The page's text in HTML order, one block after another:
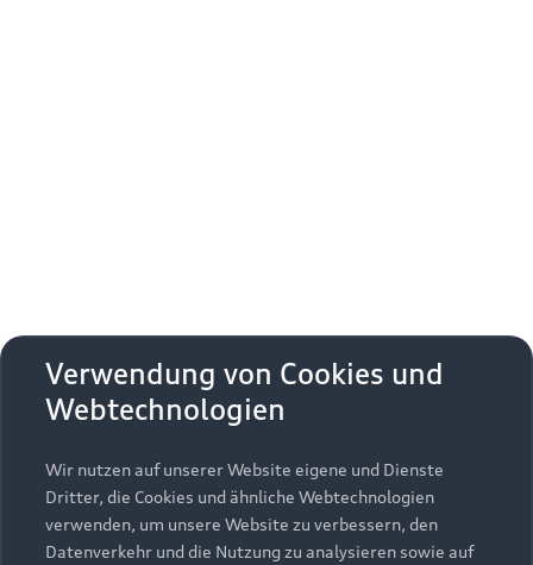
Verwendung von Cookies und
Webtechnologien
Wir nutzen auf unserer Website eigene und Dienste
Dritter, die Cookies und ähnliche Webtechnologien
verwenden, um unsere Website zu verbessern, den
Datenverkehr und die Nutzung zu analysieren sowie auf